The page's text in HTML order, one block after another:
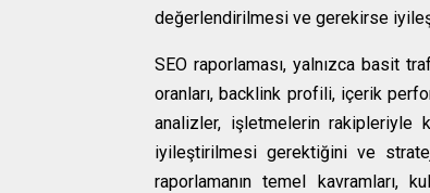
değerlendirilmesi ve gerekirse
SEO raporlaması, yalnızca basit
oranları, backlink profili, içerik
analizler, işletmelerin rakipleriyle
iyileştirilmesi gerektiğini ve
raporlamanın temel kavramları,